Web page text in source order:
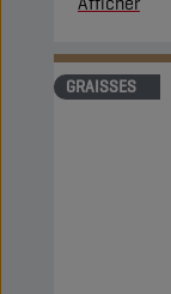
GRAISSES